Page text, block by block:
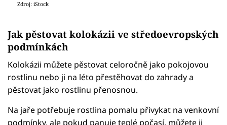
Zdroj: iStock
Jak pěstovat kolokázii ve středoevropských
podmínkách
Kolokázii můžete pěstovat celoročně jako pokojovou
rostlinu nebo ji na léto přestěhovat do zahrady a
pěstovat jako rostlinu přenosnou.
Na jaře potřebuje rostlina pomalu přivykat na venkovní
podmínky, ale pokud panuje teplé počasí, můžete ji